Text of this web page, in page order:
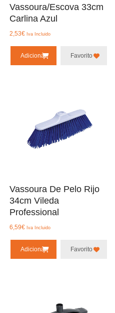
Vassoura/Escova 33cm
Carlina Azul
2,53€ Iva Incluido
Adicionar Favorito
Vassoura De Pelo Rijo
34cm Vileda
Professional
6,59€ Iva Incluido
Adicionar Favorito